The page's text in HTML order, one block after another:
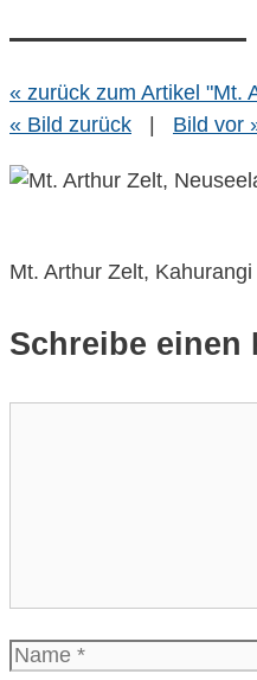
« zurück zum Artikel "Mt.
« Bild zurück
| Bild vor
Mt. Arthur Zelt,
Schreibe einen
Name